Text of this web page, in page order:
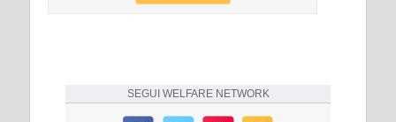
SEGUI WELFARE NETWORK